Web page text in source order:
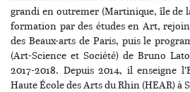
grandi en outremer (Martinique, île de
formation par des études en Art,
des Beaux-arts de Paris, puis le
(Art-Science et Société) de Bruno
2017-2018. Depuis 2014, il enseigne
Haute École des Arts du Rhin (HEAR) à